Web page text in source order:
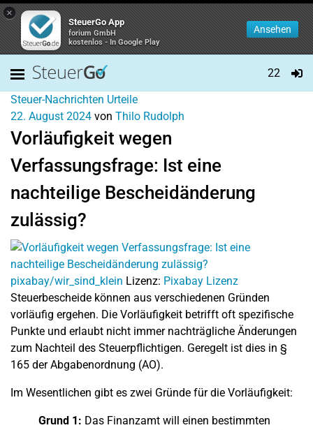
×
SteuerGo App
forium GmbH
kostenlos - In Google Play
Ansehen
22
Steuer-Nachrichten Urteile
22. August 2024 von Thilo Rudolph
Vorläufigkeit wegen
Verfassungsfrage: Ist eine
nachteilige Bescheidänderung
zulässig?
pixabay/wir_sind_klein Lizenz: Pixabay Lizenz
Steuerbescheide können aus verschiedenen Gründen
vorläufig ergehen. Die Vorläufigkeit betrifft oft spezifische
Punkte und erlaubt nicht immer nachträgliche Änderungen
zum Nachteil des Steuerpflichtigen. Geregelt ist dies in §
165 der Abgabenordnung (AO).
Im Wesentlichen gibt es zwei Gründe für die Vorläufigkeit:
Grund 1: Das Finanzamt will einen bestimmten